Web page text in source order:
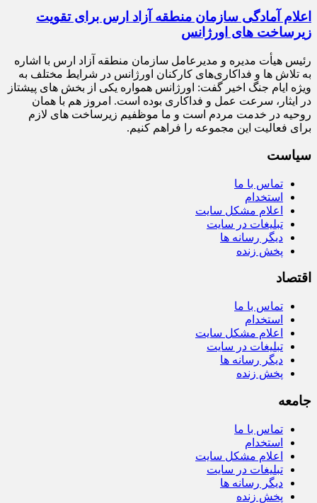
اعلام آمادگی سازمان منطقه آزاد ارس برای تقویت
زیرساخت‌ های اورژانس
رئیس هیأت‌ مدیره و مدیرعامل سازمان منطقه آزاد ارس با اشاره
به تلاش‌ ها و فداکاری‌های کارکنان اورژانس در شرایط مختلف به‌
ویژه ایام جنگ اخیر گفت: اورژانس همواره یکی از بخش‌ های پیشتاز
در ایثار، سرعت‌ عمل و فداکاری بوده است. امروز هم با همان
روحیه در خدمت مردم است و ما موظفیم زیرساخت‌ های لازم
برای فعالیت این مجموعه را فراهم کنیم.
سیاست
تماس با ما
استخدام
اعلام مشکل سایت
تبلیغات در سایت
دیگر رسانه ها
پخش زنده
اقتصاد
تماس با ما
استخدام
اعلام مشکل سایت
تبلیغات در سایت
دیگر رسانه ها
پخش زنده
جامعه
تماس با ما
استخدام
اعلام مشکل سایت
تبلیغات در سایت
دیگر رسانه ها
پخش زنده